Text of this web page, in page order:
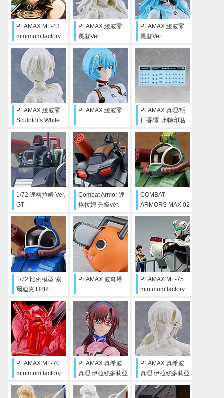
PLAMAX MF-43
minimum factory
PLAMAX 綾波零
長髮Ver.
PLAMAX 綾波零
長髮Ver.
PLAMAX 綾波零
Sculptor's White
PLAMAX 綾波零
PLAMAX 真理/明
日香/零 水轉印貼
1/72 達格拉姆 Ver.
GT
Combat Armor 達
格拉姆 升級ver.
COMBAT
ARMORS MAX 02
爾迪克 H8 蘭德菲
1/72 比例模型 索
爾迪克 H8RF
PLAMAX 波奇塔
PLAMAX MF-75
minimum factory
with Alphonse
PLAMAX MF-70
minimum factory
RED
PLAMAX 真希波‧
真理‧伊拉絲多莉亞
PLAMAX 真希波‧
真理‧伊拉絲多莉亞
White